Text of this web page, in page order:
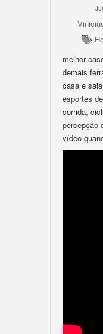
melhor
demais
casa e
esportes
corrida,
percepção
vídeo